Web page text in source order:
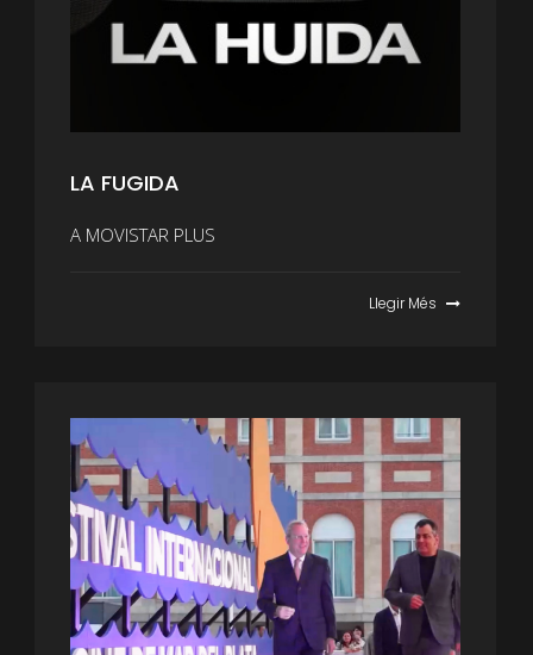
LA FUGIDA
A MOVISTAR PLUS
Llegir Més 